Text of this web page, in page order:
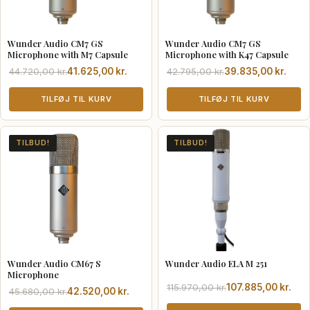
Wunder Audio CM7 GS
Microphone with M7 Capsule
44.720,00kr.
Den
oprindelige
var:
44.720,00 kr..
41.625,00 kr.
Den
aktuelle
er:
41.625,00 kr..
TILFØJ TIL KURV
Wunder Audio CM7 GS
Microphone with K47 Capsule
42.795,00kr.
Den
oprindelige
var:
42.795,00 kr..
39.835,00 kr.
Den
aktuelle
er:
39.835,00 kr..
TILFØJ TIL KURV
Wunder Audio CM67 S
Microphone
TILBUD!
45.680,00kr.
Den
oprindelige
42.520,00 kr.
Den
aktuelle
Wunder Audio ELA M 251
TILBUD!
115.970,00kr.
Den
oprindelige
107.885,00 kr.
Den
aktuelle